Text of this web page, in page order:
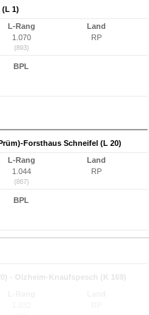
(L 1)
L-Rang
1.070
(893)
Land
RP
BPL
Forsthaus Schneifel (L 20)
L-Rang
1.044
(867)
Land
RP
BPL
- Olzheim-Knaufspesch (K 169)